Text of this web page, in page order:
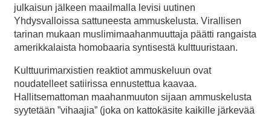
julkaisun jälkeen maailmalla levisi uutinen
Yhdysvalloissa sattuneesta ammuskelusta. Virallisen
tarinan mukaan muslimimaahanmuuttaja päätti rangaista
amerikkalaista homobaaria syntisestä kulttuuristaan.
Kulttuurimarxistien reaktiot ammuskeluun ovat
noudatelleet satiirissa ennustettua kaavaa.
Hallitsemattoman maahanmuuton sijaan ammuskelusta
syytetään ”vihaajia” (joka on kattokäsite kaikille järkevää